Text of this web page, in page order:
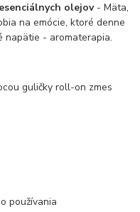
olejov - Mäta,
na emócie, ktoré denne
napätie - aromaterapia.
guličky roll-on zmes
používania